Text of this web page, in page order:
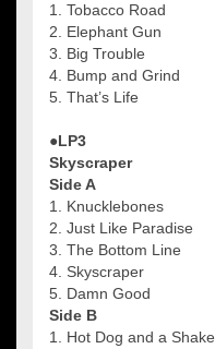
1. Tobacco Road
2. Elephant Gun
3. Big Trouble
4. Bump and Grind
5. That’s Life
●LP3
Skyscraper
Side A
1. Knucklebones
2. Just Like Paradise
3. The Bottom Line
4. Skyscraper
5. Damn Good
Side B
1. Hot Dog and a Shake